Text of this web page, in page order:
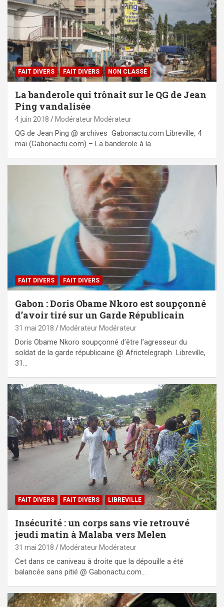
FAIT DIVERS FAIT DIVERS NON CLASSÉ
La banderole qui trônait sur le QG de Jean
Ping vandalisée
4 juin 2018 Modérateur Modérateur
QG de Jean Ping @ archives Gabonactu.com Libreville, 4
mai (Gabonactu.com) – La banderole à la…
FAIT DIVERS FAIT DIVERS
Gabon : Doris Obame Nkoro est soupçonné
d’avoir tiré sur un Garde Républicain
31 mai 2018 Modérateur Modérateur
Doris Obame Nkoro soupçonné d’être l’agresseur du
soldat de la garde républicaine @ Africtelegraph Libreville,
31…
FAIT DIVERS FAIT DIVERS LIBREVILLE
Insécurité : un corps sans vie retrouvé
jeudi matin à Malaba vers Melen
31 mai 2018 Modérateur Modérateur
Cet dans ce caniveau à droite que la dépouille a été
balancée sans pitié @ Gabonactu.com…